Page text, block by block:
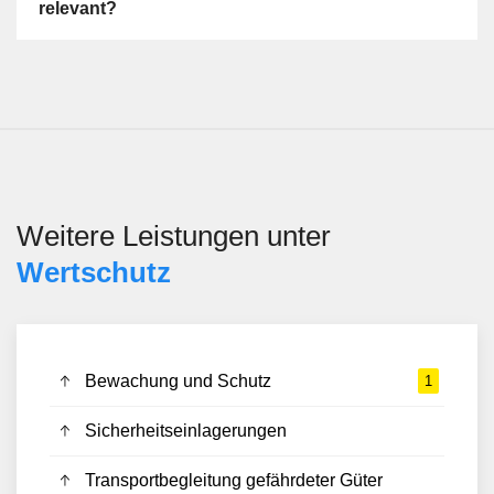
relevant?
Weitere Leistungen unter
Wertschutz
Bewachung und Schutz 1
Sicherheitseinlagerungen
Transportbegleitung gefährdeter Güter